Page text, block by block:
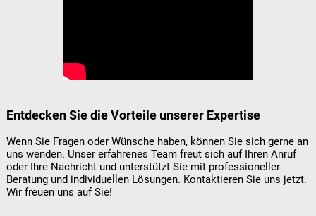
Entdecken Sie die Vorteile unserer Expertise
Wenn Sie Fragen oder Wünsche haben, können Sie sich gerne an
uns wenden. Unser erfahrenes Team freut sich auf Ihren Anruf
oder Ihre Nachricht und unterstützt Sie mit professioneller
Beratung und individuellen Lösungen. Kontaktieren Sie uns jetzt.
Wir freuen uns auf Sie!